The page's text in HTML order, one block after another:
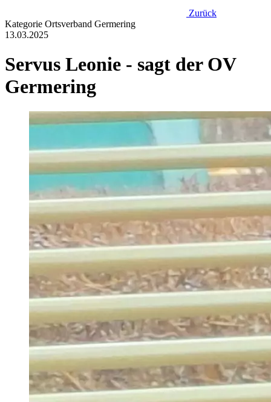
Zurück
Kategorie Ortsverband Germering
13.03.2025
Servus Leonie - sagt der OV
Germering